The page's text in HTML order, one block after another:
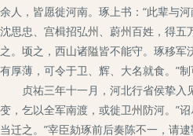
余人，皆愿徙河南。琢上书：“此辈与
沈思忠、宫楫招弘州、蔚州百姓，得
之。顷之，西山诸隘皆不能守。琢移
有厚薄，可令于卫、辉、大名就食。”
贞祐三年十一月，河北行省侯挚入见
变，乞以全军南渡，或徙卫州防河。”
当迁之。”宰臣劾琢前后奏陈不一，请逮